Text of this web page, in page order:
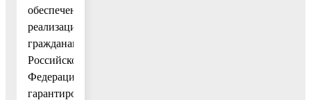
обеспечение
реализации
гражданами
Российской
Федерации
гарантированного